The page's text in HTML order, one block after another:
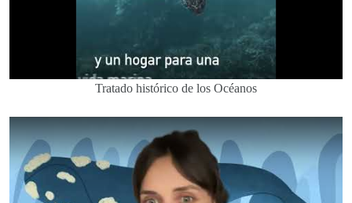
Tratado histórico de los Océanos